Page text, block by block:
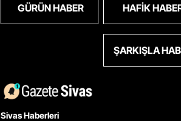
GÜRÜN HABER HAFIK
ŞARKIŞLA
Sivas Haberleri